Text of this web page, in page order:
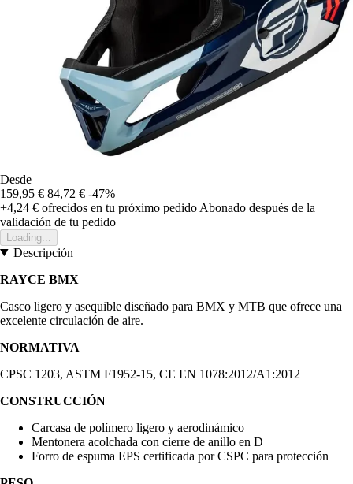
Desde
159,95 € 84,72 € -47%
+4,24 € ofrecidos en tu próximo pedido Abonado después de la
validación de tu pedido
Loading...
Descripción
RAYCE BMX
Casco ligero y asequible diseñado para BMX y MTB que ofrece una
excelente circulación de aire.
NORMATIVA
CPSC 1203, ASTM F1952-15, CE EN 1078:2012/A1:2012
CONSTRUCCIÓN
Carcasa de polímero ligero y aerodinámico
Mentonera acolchada con cierre de anillo en D
Forro de espuma EPS certificada por CSPC para protección